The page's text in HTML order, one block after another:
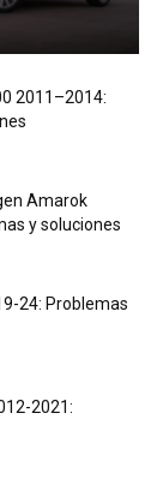
2011–2014:
Amarok
y soluciones
24: Problemas
2021: